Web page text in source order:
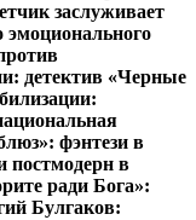
заслуживает
эмоционального
детектив «Черные
фэнтези в
постмодерн в
ради Бога»:
Булгаков: